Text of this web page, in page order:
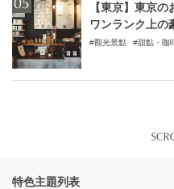
【東京】東京
ワンランク上の
觀光景點 甜點・咖
特色主題列表